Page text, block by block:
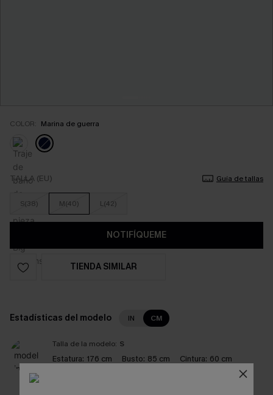
COLOR: Marina de guerra
TALLA (EU) Guía de tallas
S(38) M(40) L(42)
NOTIFÍQUEME
TIENDA SIMILAR
Estadísticas del modelo IN CM
Talla de la modelo: S
Estatura: 176 cm Busto: 85 cm Cintura: 60 cm